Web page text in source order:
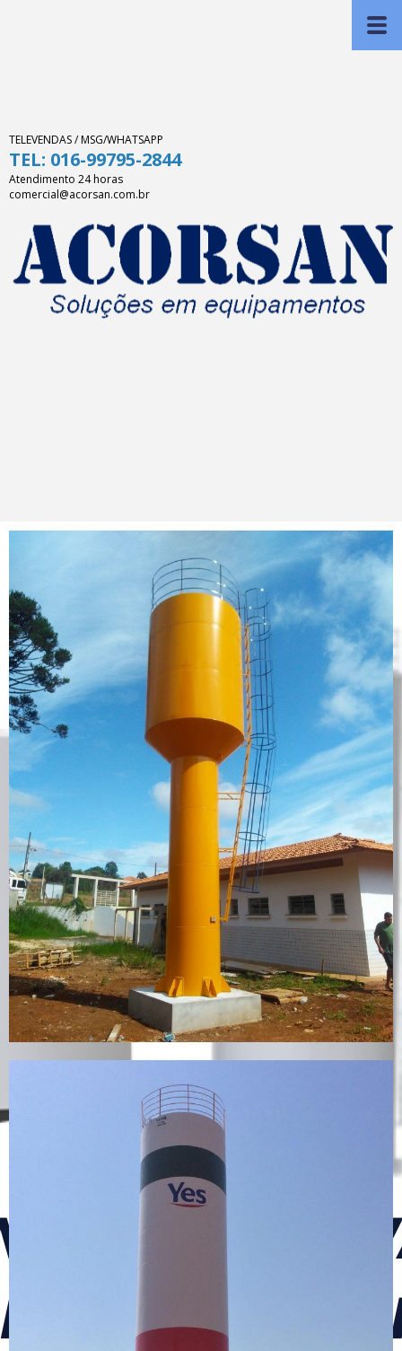
TELEVENDAS / MSG/WHATSAPP
TEL: 016-99795-2844
Atendimento 24 horas
comercial@acorsan.com.br